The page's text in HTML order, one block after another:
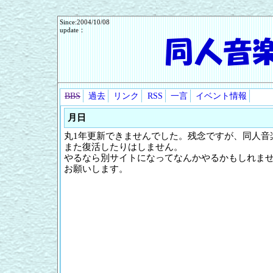
Since:2004/10/08
update：
BBS 過去 リンク RSS 一言 イベント情報
月日
丸1年更新できませんでした。残念ですが、同人
また復活したりはしません。
やるなら別サイトになってなんかやるかもしれま
お願いします。